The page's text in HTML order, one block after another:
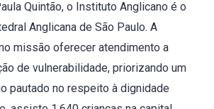
Quintão, o Instituto Anglicano é o
Anglicana de São Paulo. A
missão oferecer atendimento a
de vulnerabilidade, priorizando um
pautado no respeito à dignidade